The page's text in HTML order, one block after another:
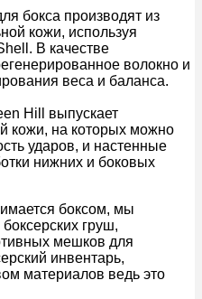
бокса производят из
кожи, используя
В качестве
волокно и
веса и баланса.
Hill выпускает
кожи, на которых можно
ударов, и настенные
нижних и боковых
боксом, мы
груш,
мешков для
инвентарь,
материалов ведь это